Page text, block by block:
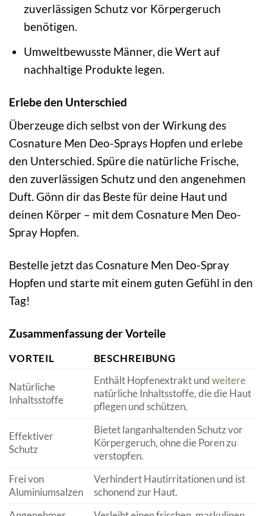
zuverlässigen Schutz vor Körpergeruch
benötigen.
Umweltbewusste Männer, die Wert auf
nachhaltige Produkte legen.
Erlebe den Unterschied
Überzeuge dich selbst von der Wirkung des
Cosnature Men Deo-Sprays Hopfen und erlebe
den Unterschied. Spüre die natürliche Frische,
den zuverlässigen Schutz und den angenehmen
Duft. Gönn dir das Beste für deine Haut und
deinen Körper – mit dem Cosnature Men Deo-
Spray Hopfen.
Bestelle jetzt das Cosnature Men Deo-Spray
Hopfen und starte mit einem guten Gefühl in den
Tag!
Zusammenfassung der Vorteile
VORTEIL BESCHREIBUNG
Natürliche
Inhaltsstoffe
Enthält Hopfenextrakt undweitere
natürliche Inhaltsstoffe, die die Haut
pflegen und schützen.
Effektiver
Schutz
Bietet langanhaltenden Schutz vor
Körpergeruch, ohne die Poren zu
verstopfen.
Frei von
Aluminiumsalzen
Verhindert Hautirritationen und ist
schonend zur Haut.